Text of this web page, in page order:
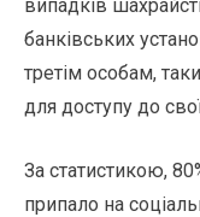
випадків
банківських
третім особам,
для доступу до
За статистикою,
припало на